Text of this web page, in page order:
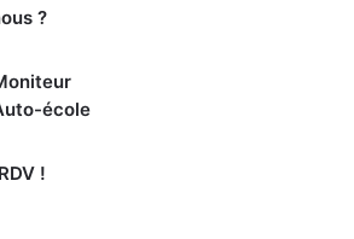
?
école
!